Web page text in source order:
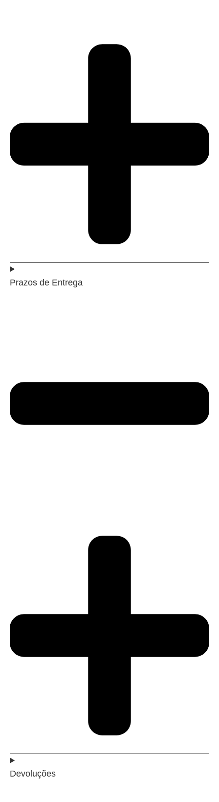
Prazos de Entrega
Devoluções